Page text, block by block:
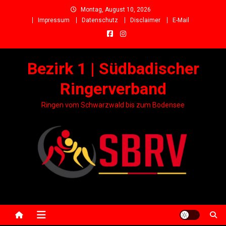
Montag, August 10, 2026
Impressum
Datenschutz Disclaimer E-Mail
Bezirk 1 | Südbadischer
Ringerverband
Ringen vom Schwarzwald bis zum Bodensee